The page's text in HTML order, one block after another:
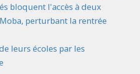
bloquent l'accès à deux
perturbant la rentrée
leurs écoles par les